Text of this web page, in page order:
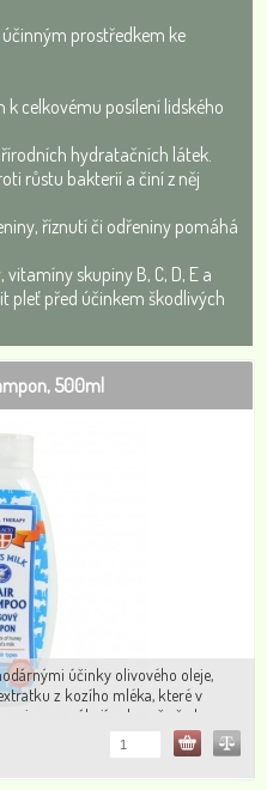
účinným prostředkem ke
k celkovému posílení lidského
hydratačních látek.
růstu bakterií a činí z něj
říznutí či odřeniny pomáhá
skupiny B, C, D, E a
pleť před účinkem škodlivých
500ml
účinky olivového oleje,
z kozího mléka, které v
napomáhají ochraně před
pokožky.